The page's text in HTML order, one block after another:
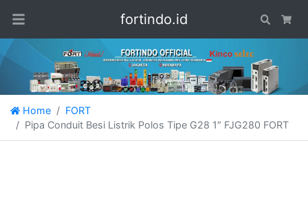
fortindo.id Search
Home
FORT
Pipa Conduit Besi Listrik Polos Tipe G28 1″ FJG280 FORT